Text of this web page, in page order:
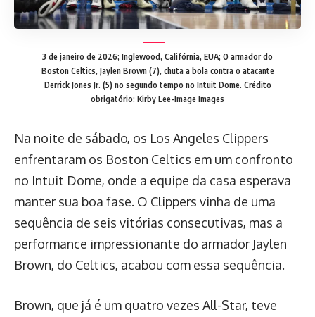
3 de janeiro de 2026; Inglewood, Califórnia, EUA; O armador do
Boston Celtics, Jaylen Brown (7), chuta a bola contra o atacante
Derrick Jones Jr. (5) no segundo tempo no Intuit Dome. Crédito
obrigatório: Kirby Lee-Image Images
Na noite de sábado, os Los Angeles Clippers
enfrentaram os Boston Celtics em um confronto
no Intuit Dome, onde a equipe da casa esperava
manter sua boa fase. O Clippers vinha de uma
sequência de seis vitórias consecutivas, mas a
performance impressionante do armador Jaylen
Brown, do Celtics, acabou com essa sequência.
Brown, que já é um quatro vezes All-Star, teve